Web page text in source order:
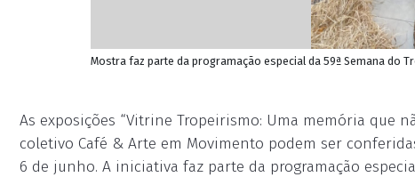
Mostra faz parte da programação especial da 59ª Semana do
As exposições “Vitrine Tropeirismo: Uma memória que
coletivo Café & Arte em Movimento podem ser
6 de junho. A iniciativa faz parte da programação